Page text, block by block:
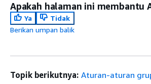
Apakah halaman ini membantu
Ya
Tidak
Berikan umpan balik
Topik berikutnya: Aturan-aturan